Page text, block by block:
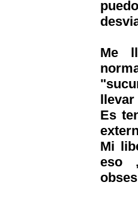
Me
llevar
Es
Mi
eso